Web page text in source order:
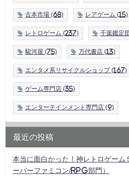
古本市場(68) レアゲーム (15)
レトロゲーム (237) 千葉鑑定団
駿河屋 (75) 万代書店 (13)
エンタメ系リサイクルショップ(167)
ゲーム専門店 (35)
エンターテインメント専門店 (9)
最近の投稿
本当に面白かった！神レトロゲーム
ーパーファミコン/RPG部門）